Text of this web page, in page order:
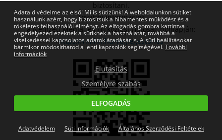
biztosítani.
További információk
a Nemzeti Média- és Hírközlési Hatóság honlapján:
https://nmhh.hu/veglegestorles
Adataid védelme az első! Mi is sütizünk! A weboldalunkon sütiket
használunk azért, hogy biztosítsuk a hibamentes működést és a
tökéletes felhasználói élményt. Az elfogadás gombra kattintva
engedélyezed ezeknek a sütiknek a használatát, továbbá a
viselkedéssel kapcsolatos adatok átadását is. A süti beállításokat
bármikor módosíthatod a lenti kapcsolók segítségével.További
információk
Elutasítás
Személyre szabás
ELFOGADÁS
Adatvédelem Süti információk Általános Szerződési Feltételek